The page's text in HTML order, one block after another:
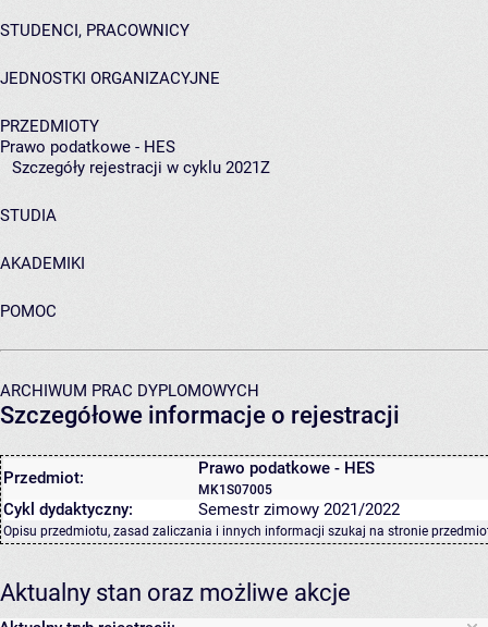
STUDENCI, PRACOWNICY
JEDNOSTKI ORGANIZACYJNE
PRZEDMIOTY
Prawo podatkowe - HES
Szczegóły rejestracji w cyklu 2021Z
STUDIA
AKADEMIKI
POMOC
ARCHIWUM PRAC DYPLOMOWYCH
Szczegółowe informacje o rejestracji
Przedmiot: Prawo podatkowe - HES
MK1S07005
Cykl dydaktyczny: Semestr zimowy 2021/2022
Opisu przedmiotu, zasad zaliczania i innych informacji szukaj na stronie
Aktualny stan oraz możliwe akcje